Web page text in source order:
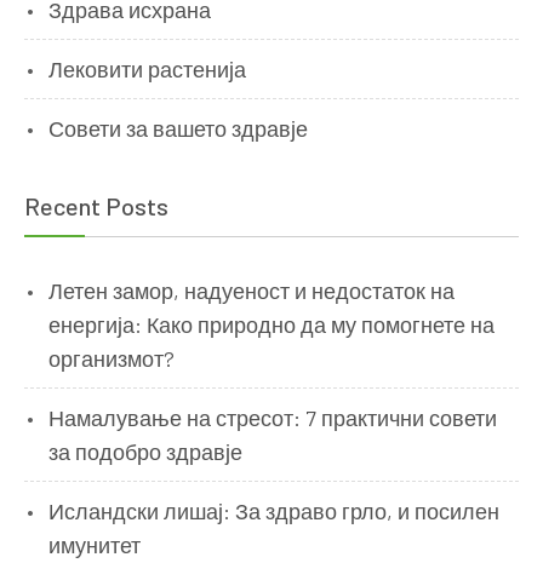
Здрава исхрана
Лековити растенија
Совети за вашето здравје
Recent Posts
Летен замор, надуеност и недостаток на
енергија: Како природно да му помогнете на
организмот?
Намалување на стресот: 7 практични совети
за подобро здравје
Исландски лишај: За здраво грло, и посилен
имунитет